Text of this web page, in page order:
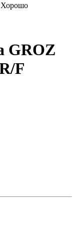
Хорошо
GROZ
F